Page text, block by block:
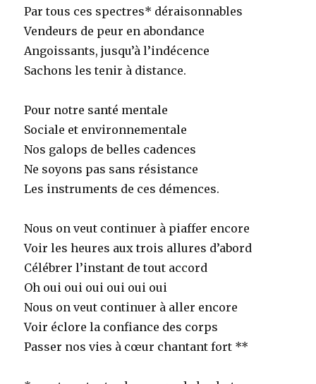
Par tous ces spectres* déraisonnables
Vendeurs de peur en abondance
Angoissants, jusqu’à l’indécence
Sachons les tenir à distance.
Pour notre santé mentale
Sociale et environnementale
Nos galops de belles cadences
Ne soyons pas sans résistance
Les instruments de ces démences.
Nous on veut continuer à piaffer encore
Voir les heures aux trois allures d’abord
Célébrer l’instant de tout accord
Oh oui oui oui oui oui oui
Nous on veut continuer à aller encore
Voir éclore la confiance des corps
Passer nos vies à cœur chantant fort **